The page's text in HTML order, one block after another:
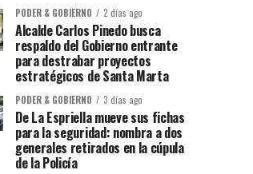
PODER & GOBIERNO 2 días ago
Alcalde Carlos Pinedo busca
respaldo del Gobierno entrante
para destrabar proyectos
estratégicos de Santa Marta
PODER & GOBIERNO 3 días ago
De La Espriella mueve sus fichas
para la seguridad: nombra a dos
generales retirados en la cúpula
de la Policía